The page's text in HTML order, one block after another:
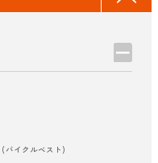
(バイクルベスト)